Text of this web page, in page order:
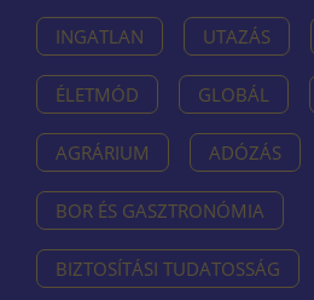
INGATLAN UTAZÁS
ÉLETMÓD GLOBÁL
AGRÁRIUM ADÓZÁS
BOR ÉS GASZTRONÓMIA
BIZTOSÍTÁSI TUDATOSSÁG